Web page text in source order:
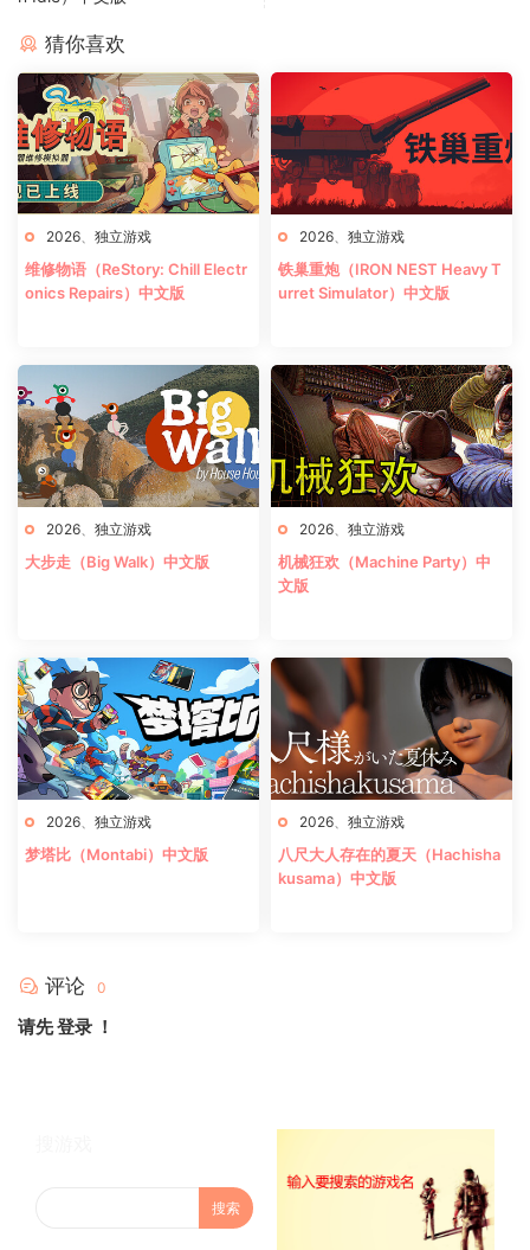
猜你喜欢
2026 独立游戏
维修物语（ReStory: Chill Electr
onics Repairs）中文版
2026 独立游戏
铁巢重炮（IRON NEST Heavy T
urret Simulator）中文版
2026 独立游戏
大步走（Big Walk）中文版
2026 独立游戏
机械狂欢（Machine Party）中
文版
2026 独立游戏
梦塔比（Montabi）中文版
2026 独立游戏
八尺大人存在的夏天（Hachisha
kusama）中文版
评论 0
请先登录 ！